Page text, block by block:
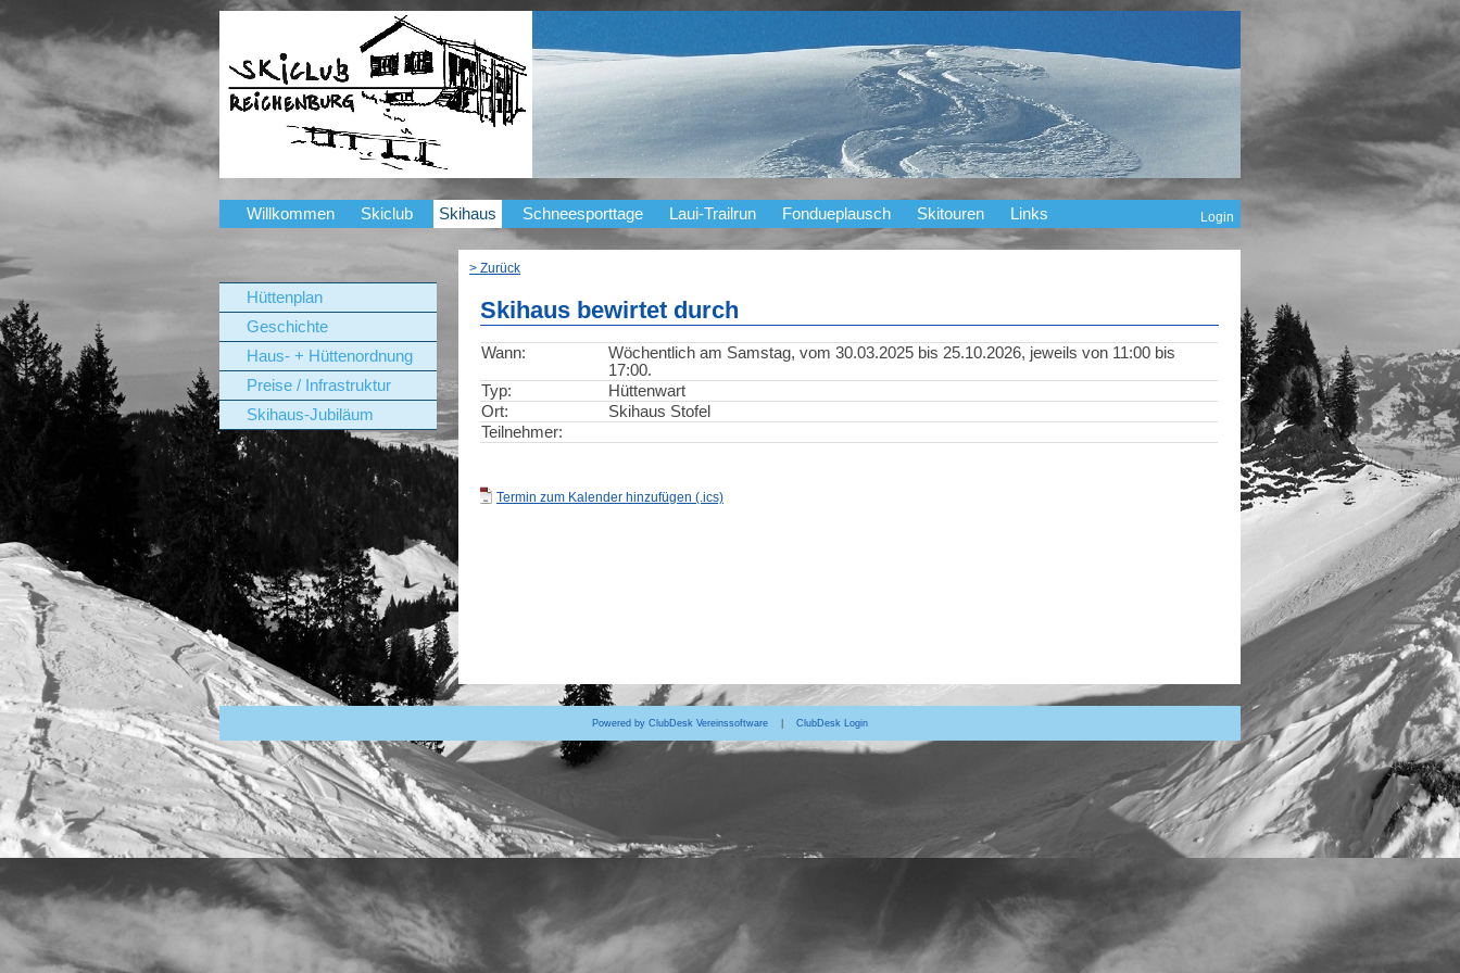
Willkommen Skiclub Skihaus Schneesporttage Laui-Trailrun Fondueplausch Skitouren Links Login
Hüttenplan
Geschichte
Haus- + Hüttenordnung
Preise / Infrastruktur
Skihaus-Jubiläum
> Zurück
Skihaus bewirtet durch
Wann:
Wöchentlich am Samstag, vom 30.03.2025 bis 25.10.2026, jeweils von 11:00 bis
17:00.
Typ:
Hüttenwart
Ort:
Skihaus Stofel
Teilnehmer:
Termin zum Kalender hinzufügen (.ics)
Powered by ClubDesk Vereinssoftware| ClubDesk Login